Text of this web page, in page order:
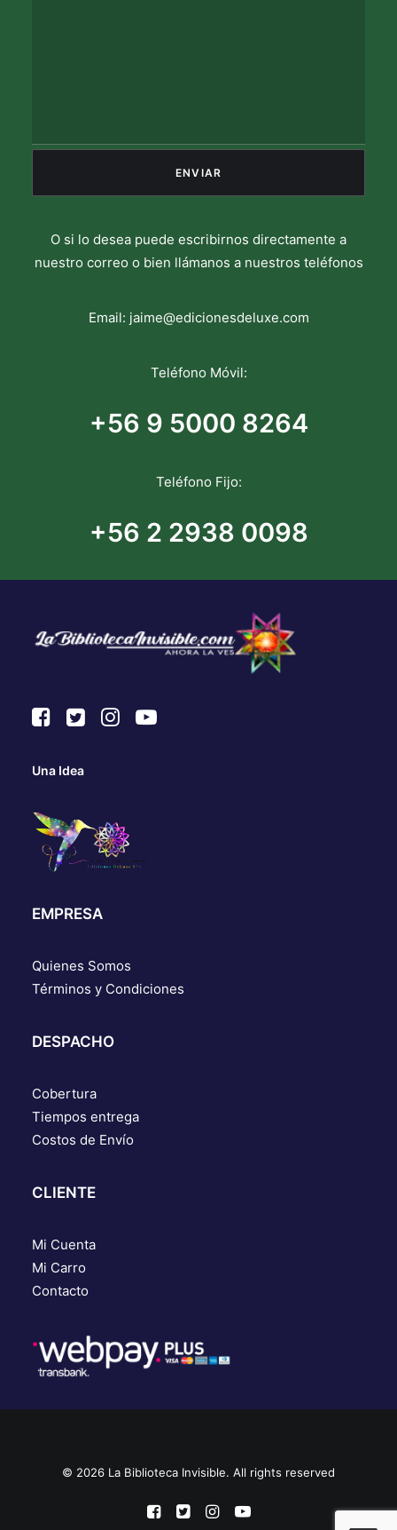
O si lo desea puede escribirnos directamente a
nuestro correo o bien llámanos a nuestros teléfonos
Email: jaime@edicionesdeluxe.com
Teléfono Móvil:
+56 9 5000 8264
Teléfono Fijo:
+56 2 2938 0098
Una Idea
EMPRESA
Quienes Somos
Términos y Condiciones
DESPACHO
Cobertura
Tiempos entrega
Costos de Envío
CLIENTE
Mi Cuenta
Mi Carro
Contacto
© 2026 La Biblioteca Invisible. All rights reserved